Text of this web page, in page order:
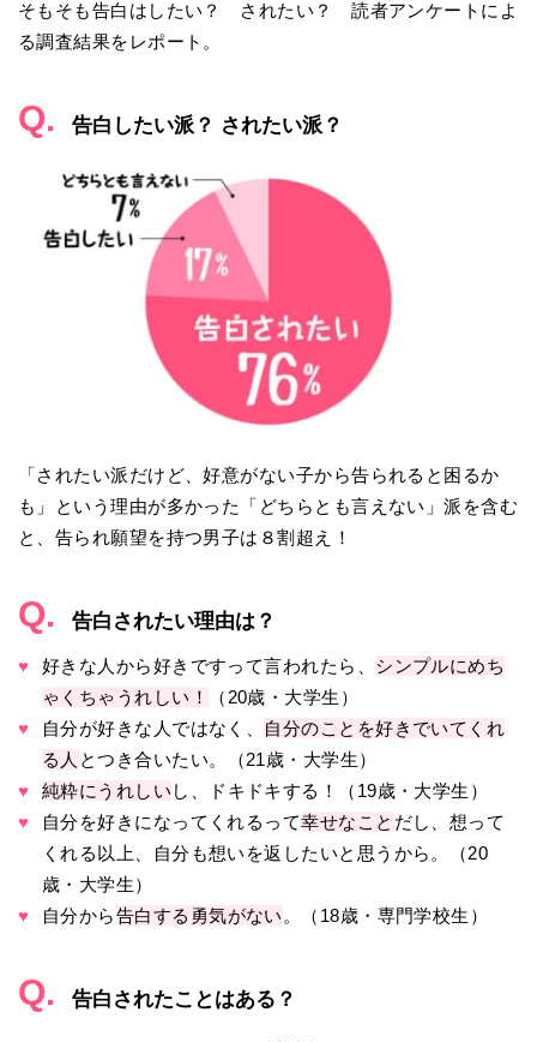
そもそも告白はしたい？ されたい？ 読者アンケートによ
る調査結果をレポート。
Q. 告白したい派？ されたい派？
「されたい派だけど、好意がない子から告られると困るか
も」という理由が多かった「どちらとも言えない」派を含む
と、告られ願望を持つ男子は８割超え！
Q. 告白されたい理由は？
♥ 好きな人から好きですって言われたら、 シンプルにめち
ゃくちゃうれしい！
（20歳・大学生）
♥
自分が好きな人ではなく、 自分のことを好きでいてくれ
る人 とつき合いたい。（21歳・大学生）
♥
純粋にうれしい し、ドキドキする！（19歳・大学生）
♥
自分を好きになってくれるって幸せなこと だし、想って
くれる以上、自分も想いを返したいと思うから。（20
歳・大学生）
♥
自分から告白する勇気がない 。（18歳・専門学校生）
Q. 告白されたことはある？